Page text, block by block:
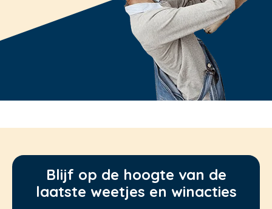
Blijf op de hoogte van de
laatste weetjes en winacties